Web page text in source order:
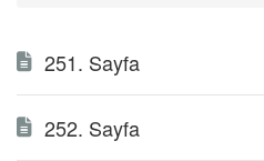
251. Sayfa
252. Sayfa